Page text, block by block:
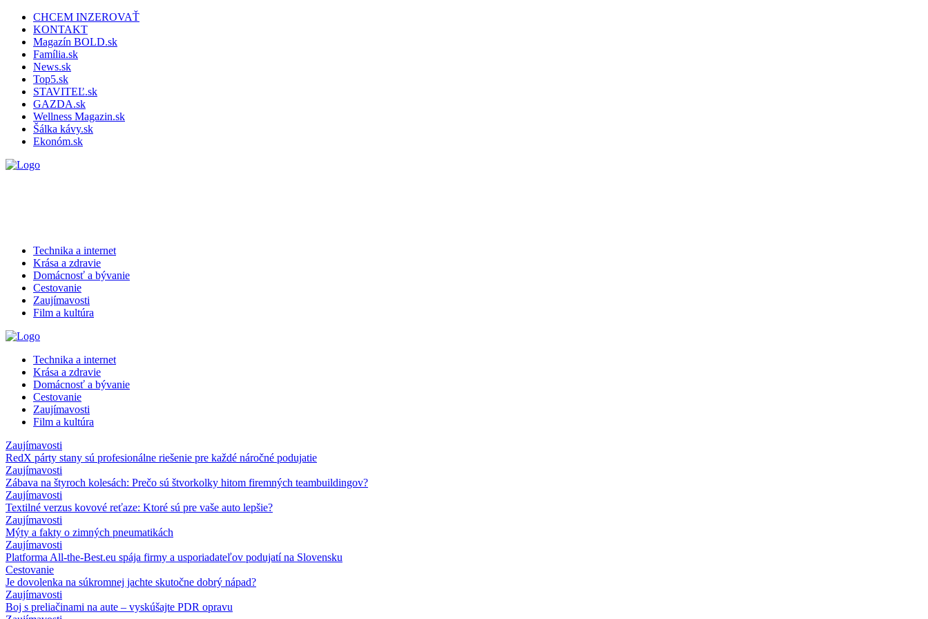
CHCEM INZEROVAŤ
KONTAKT
Magazín BOLD.sk
Família.sk
News.sk
Top5.sk
STAVITEĽ.sk
GAZDA.sk
Wellness Magazin.sk
Šálka kávy.sk
Ekonóm.sk
Technika a internet
Krása a zdravie
Domácnosť a bývanie
Cestovanie
Zaujímavosti
Film a kultúra
Technika a internet
Krása a zdravie
Domácnosť a bývanie
Cestovanie
Zaujímavosti
Film a kultúra
Zaujímavosti
RedX párty stany sú profesionálne riešenie pre každé náročné podujatie
Zaujímavosti
Zábava na štyroch kolesách: Prečo sú štvorkolky hitom firemných teambuildingov?
Zaujímavosti
Textilné verzus kovové reťaze: Ktoré sú pre vaše auto lepšie?
Zaujímavosti
Mýty a fakty o zimných pneumatikách
Zaujímavosti
Platforma All-the-Best.eu spája firmy a usporiadateľov podujatí na Slovensku
Cestovanie
Je dovolenka na súkromnej jachte skutočne dobrý nápad?
Zaujímavosti
Boj s preliačinami na aute – vyskúšajte PDR opravu